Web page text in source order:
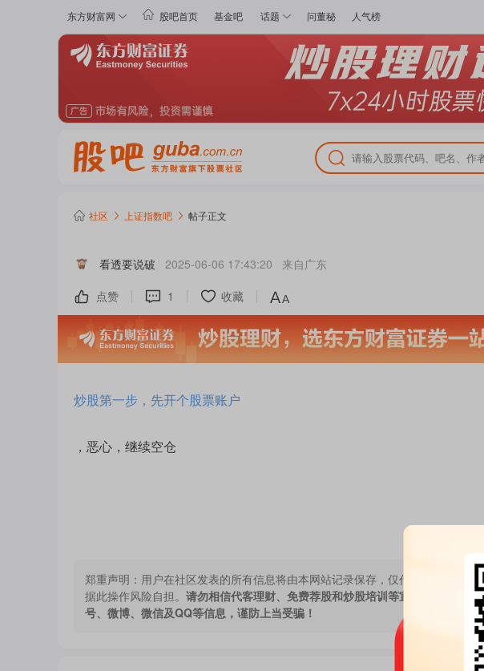
东方财富网 股吧首页 基金吧 话题 问董秘 人气榜
社区 上证指数吧 帖子正文
看透要说破 2025-06-06 17:43:20 来自广东
点赞
1 收藏
炒股第一步，先开个股票账户
，恶心，继续空仓
郑重声明： 用户在社区发表的所有信息将由本网站记录保存，仅代表作者个人
据此操作风险自担。 请勿相信代客理财、免费荐股和炒股培训等宣传内容，远
号、微博、微信及QQ等信息，谨防上当受骗！